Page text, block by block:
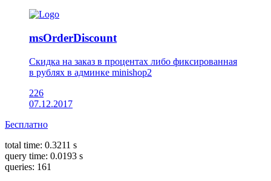
msOrderDiscount
Скидка на заказ в процентах либо фиксированная
в рублях в админке minishop2
226
07.12.2017
Бесплатно
total time: 0.3211 s
query time: 0.0193 s
queries: 161